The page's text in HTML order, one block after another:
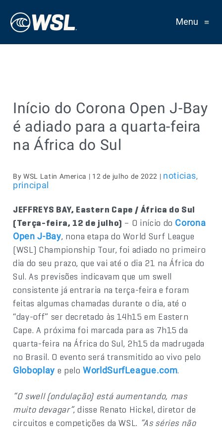
Menu ≡
Início do Corona Open J-Bay
é adiado para a quarta-feira
na África do Sul
By WSL Latin America | 12 de julho de 2022 | noticias,
principal
JEFFREYS BAY, Eastern Cape / África do Sul
(Terça-feira, 12 de julho) – O início do Corona
Open J-Bay, nona etapa do World Surf League
(WSL) Championship Tour, foi adiado no primeiro
dia do seu prazo, que vai até o dia 21 na África do
Sul. As previsões indicavam que um swell
consistente já entraria na terça-feira e foram
feitas algumas chamadas durante o dia, até o
“day-off” ser decretado às 14h15 em Eastern
Cape. A próxima foi marcada para as 7h15 da
quarta-feira na África do Sul, 2h15 da madrugada
no Brasil. O evento será transmitido ao vivo pelo
Globoplay e peloWorldSurfLeague.com.
“O swell (ondulação) está aumentando, mas
muito devagar”, disse Renato Hickel, diretor de
circuitos e competições da WSL. “As séries não